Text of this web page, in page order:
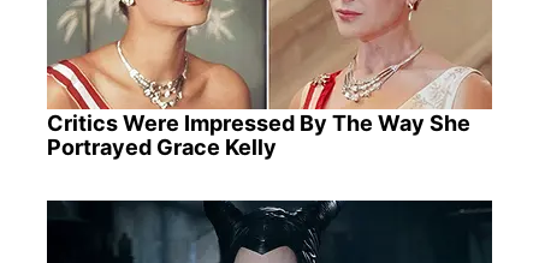
Critics Were Impressed By The Way She
Portrayed Grace Kelly